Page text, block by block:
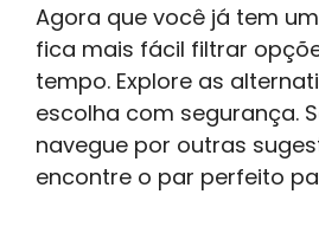
Agora que você já tem
fica mais fácil filtrar
tempo. Explore as
escolha com segurança.
navegue por outras
encontre o par perfeito